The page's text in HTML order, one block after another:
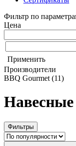
Фильтр по
Цена
Применить
Производители
BBQ Gourmet (11)
Фильтры